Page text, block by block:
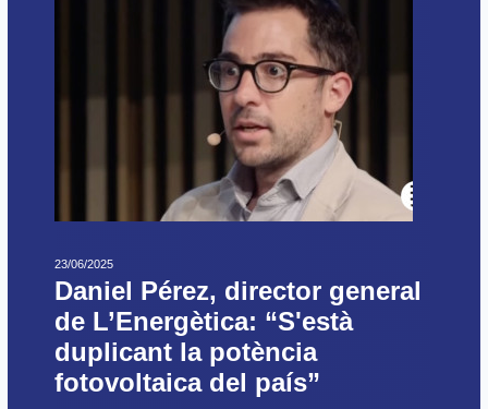
23/06/2025
Daniel Pérez, director general
de L’Energètica: “S'està
duplicant la potència
fotovoltaica del país”